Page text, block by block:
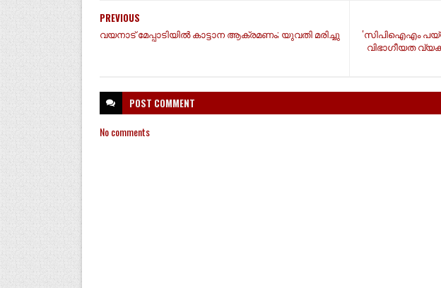
'സിപിഐഎം
വിഭാഗീയത
PREVIOUS
വയനാട് മേപ്പാടിയില്‍ കാട്ടാന ആക്രമണം; യുവതി മരിച്ചു
POST COMMENT
No comments